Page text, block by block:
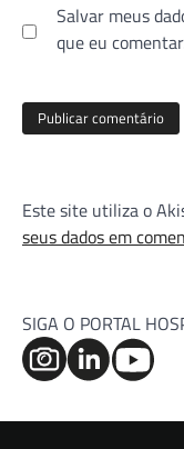
Salvar meus
que eu
Este site utiliza o
seus dados em
SIGA O PORTAL